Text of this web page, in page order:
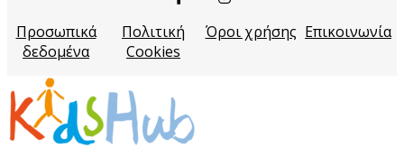
Προσωπικά
δεδομένα
Πολιτική
Cookies
Όροι χρήσης Επικοινωνία